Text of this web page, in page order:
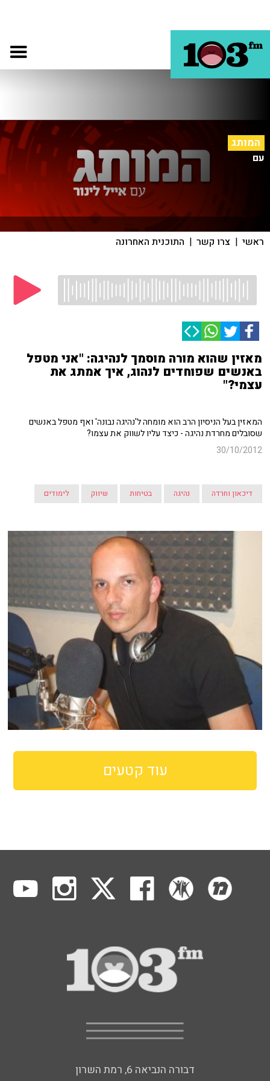
המותג
עם
ראשי | צרו קשר | התוכנית האחרונה
מאזין שהוא מורה מוסמך לנהיגה: "אני מטפל
באנשים שפוחדים לנהוג, איך אמתג את
עצמי?"
המאזין בעל הניסיון הרב הוא מומחה ל'נהיגה נבונה' ואף מטפל באנשים
שסובלים מחרדת נהיגה - כיצד עליו לשווק את עצמו?
30/10/2012
דיכאון וחרדה נהיגה בטיחות שיווק לימודים
עוד קטעים
דבורה הנביאה 6, רמת השרון